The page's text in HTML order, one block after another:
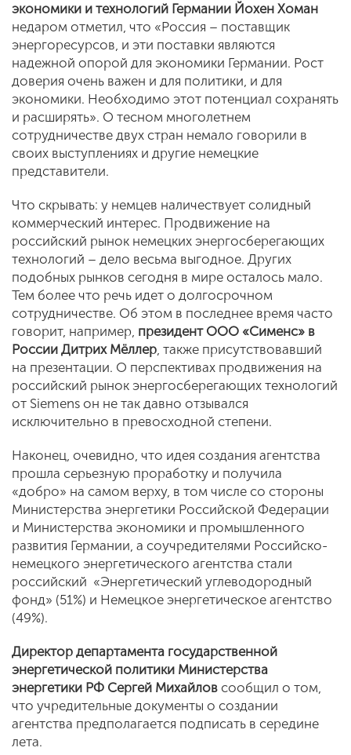
экономики и технологий Германии Йохен Хоман
недаром отметил, что «Россия – поставщик
энергоресурсов, и эти поставки являются
надежной опорой для экономики Германии. Рост
доверия очень важен и для политики, и для
экономики. Необходимо этот потенциал сохранять
и расширять». О тесном многолетнем
сотрудничестве двух стран немало говорили в
своих выступлениях и другие немецкие
представители.
Что скрывать: у немцев наличествует солидный
коммерческий интерес. Продвижение на
российский рынок немецких энергосберегающих
технологий – дело весьма выгодное. Других
подобных рынков сегодня в мире осталось мало.
Тем более что речь идет о долгосрочном
сотрудничестве. Об этом в последнее время часто
говорит, например, президент ООО «Сименс» в
России Дитрих Мёллер, также присутствовавший
на презентации. О перспективах продвижения на
российский рынок энергосберегающих технологий
от Siemens он не так давно отзывался
исключительно в превосходной степени.
Наконец, очевидно, что идея создания агентства
прошла серьезную проработку и получила
«добро» на самом верху, в том числе со стороны
Министерства энергетики Российской Федерации
и Министерства экономики и промышленного
развития Германии, а соучредителями Российско-
немецкого энергетического агентства стали
российский «Энергетический углеводородный
фонд» (51%) и Немецкое энергетическое агентство
(49%).
Директор департамента государственной
энергетической политики Министерства
энергетики РФ Сергей Михайлов сообщил о том,
что учредительные документы о создании
агентства предполагается подписать в середине
лета.